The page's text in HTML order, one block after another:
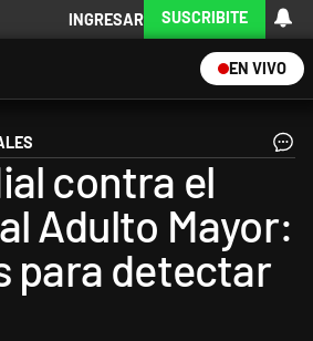
INGRESAR SUSCRIBITE
EN VIVO
contra el
Adulto Mayor:
para detectar